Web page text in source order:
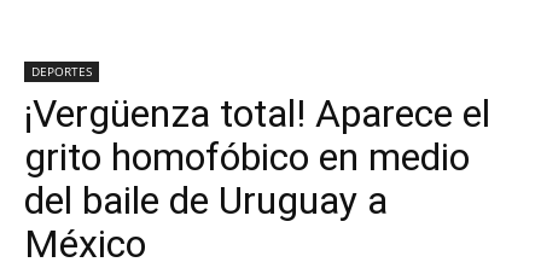
DEPORTES
¡Vergüenza total! Aparece el
grito homofóbico en medio
del baile de Uruguay a
México